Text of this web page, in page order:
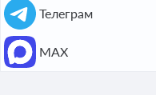
Телеграм
МАХ